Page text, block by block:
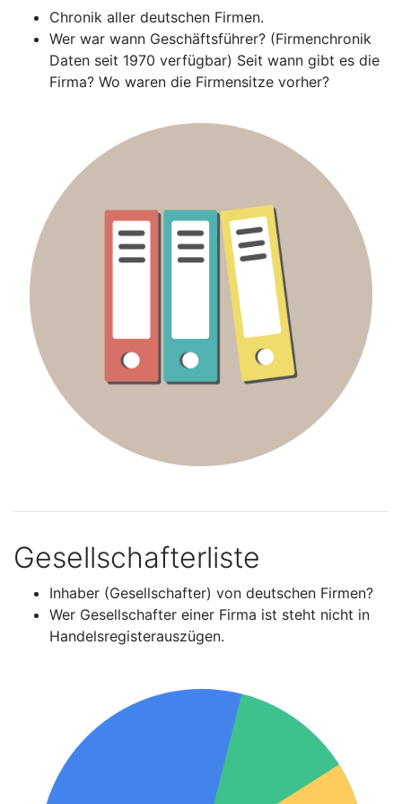
Chronik aller deutschen Firmen.
Wer war wann Geschäftsführer? (Firmenchronik
Daten seit 1970 verfügbar) Seit wann gibt es die
Firma? Wo waren die Firmensitze vorher?
Gesellschafterliste
Inhaber (Gesellschafter) von deutschen Firmen?
Wer Gesellschafter einer Firma ist steht nicht in
Handelsregisterauszügen.